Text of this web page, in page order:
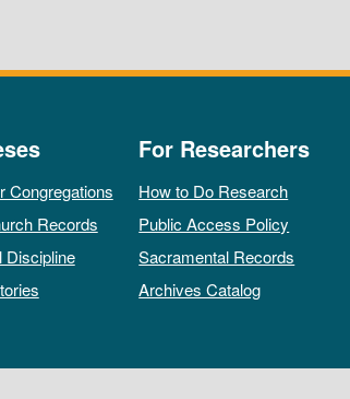
Congregations
Records
Discipline
For Researchers
How to Do Research
Public Access Policy
Sacramental Records
Archives Catalog